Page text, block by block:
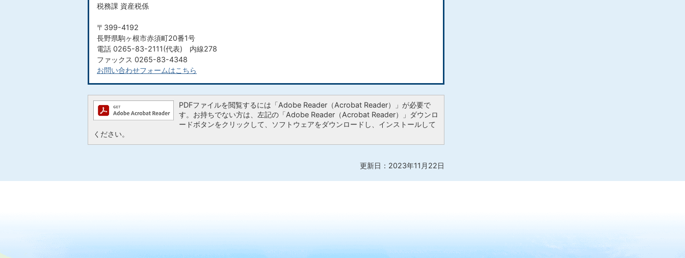
税務課 資産税係
〒399-4192
長野県駒ヶ根市赤須町20番1号
電話 0265-83-2111(代表) 内線278
ファックス 0265-83-4348​​​​​​​
お問い合わせフォームはこちら
PDFファイルを閲覧するには「Adobe Reader（Acrobat Reader）」が必要で
す。お持ちでない方は、左記の「Adobe Reader（Acrobat Reader）」ダウンロ
ードボタンをクリックして、ソフトウェアをダウンロードし、インストールして
ください。
更新日：2023年11月22日